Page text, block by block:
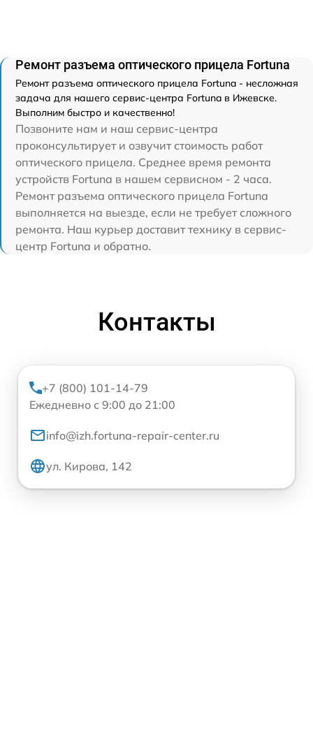
Ремонт разъема оптического прицела Fortuna
Ремонт разъема оптического прицела Fortuna - несложная
задача для нашего сервис-центра Fortuna в Ижевске.
Выполним быстро и качественно!
Позвоните нам и наш сервис-центра
проконсультирует и озвучит стоимость работ
оптического прицела. Среднее время ремонта
устройств Fortuna в нашем сервисном - 2 часа.
Ремонт разъема оптического прицела Fortuna
выполняется на выезде, если не требует сложного
ремонта. Наш курьер доставит технику в сервис-
центр Fortuna и обратно.
Контакты
+7 (800) 101-14-79
Ежедневно с 9:00 до 21:00
info@izh.fortuna-repair-center.ru
ул. Кирова, 142